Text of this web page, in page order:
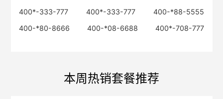
400*-333-777
400*-333-777
400-*88-5555
400-*80-8666
400-*08-6688 400*-708-777
本周热销套餐推荐